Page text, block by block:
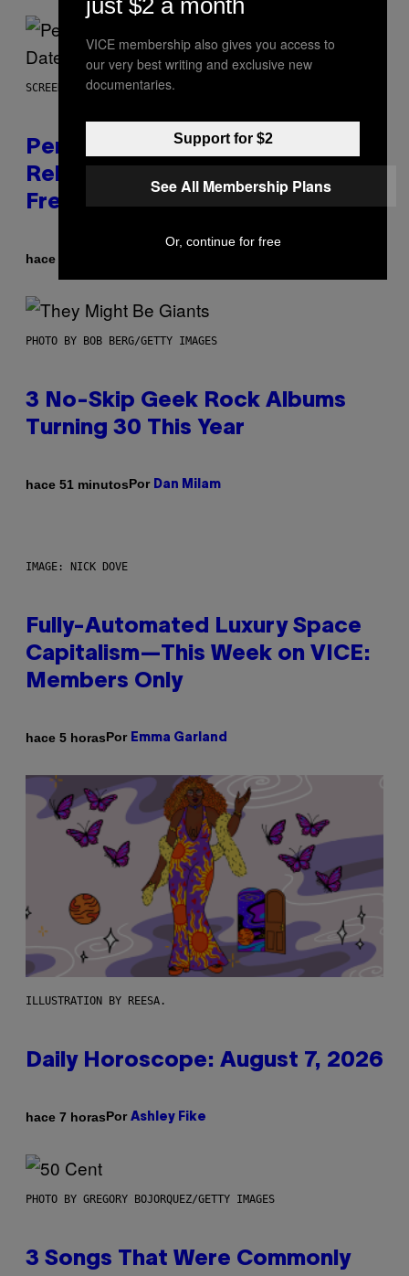
SCREENSHOT: EPIC GAMES
Perlica Fortnite Skin Revealed –
Release Date and How to Get It
Free
hace 35 minutos
PHOTO BY BOB BERG/GETTY IMAGES
3 No-Skip Geek Rock Albums
Turning 30 This Year
hace 51 minutosPor Dan Milam
IMAGE: NICK DOVE
Fully-Automated Luxury Space
Capitalism—This Week on VICE:
Members Only
hace 5 horasPor Emma Garland
ILLUSTRATION BY REESA.
Daily Horoscope: August 7, 2026
hace 7 horasPor Ashley Fike
PHOTO BY GREGORY BOJORQUEZ/GETTY IMAGES
3 Songs That Were Commonly
VICE membership also gives you access to
our very best writing and exclusive new
documentaries.
Support for $2
See All Membership Plans
Or, continue for free